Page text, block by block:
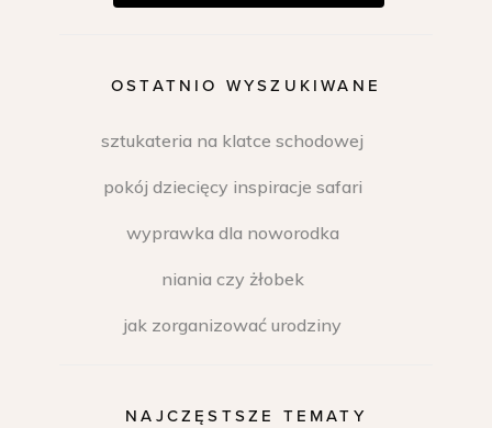
OSTATNIO WYSZUKIWANE
sztukateria na klatce schodowej
pokój dziecięcy inspiracje safari
wyprawka dla noworodka
niania czy żłobek
jak zorganizować urodziny
NAJCZĘSTSZE TEMATY